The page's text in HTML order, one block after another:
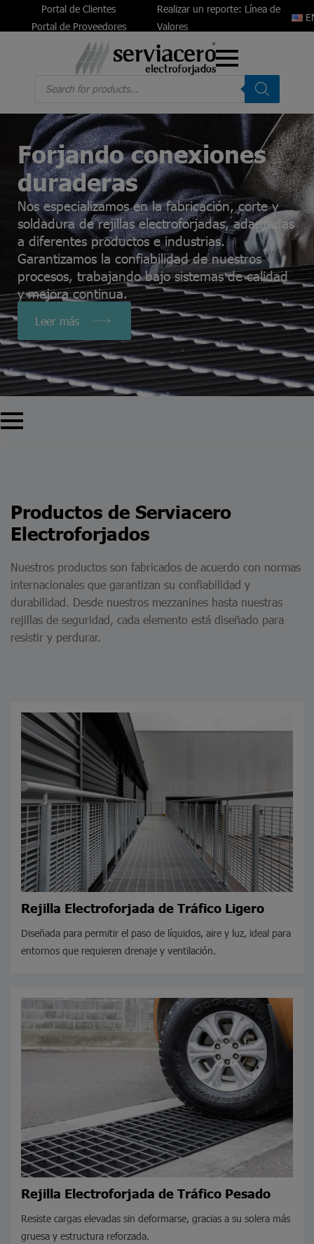
Portal de Clientes
Portal de Proveedores
Realizar un reporte: Línea de
Valores
Products
search
Forjando conexiones
duraderas
Nos especializamos en la fabricación, corte y
soldadura de rejillas electroforjadas, adaptadas
a diferentes productos e industrias.
Garantizamos la confiabilidad de nuestros
procesos, trabajando bajo sistemas de calidad
y mejora continua.
Leer más
Productos de Serviacero
Electroforjados
Nuestros productos son fabricados de acuerdo con normas
internacionales que garantizan su confiabilidad y
durabilidad. Desde nuestros mezzanines hasta nuestras
rejillas de seguridad, cada elemento está diseñado para
resistir y perdurar.
Rejilla Electroforjada de Tráfico Ligero
Diseñada para permitir el paso de líquidos, aire y luz, ideal para
entornos que requieren drenaje y ventilación.
Rejilla Electroforjada de Tráfico Pesado
Resiste cargas elevadas sin deformarse, gracias a su solera más
gruesa y estructura reforzada.